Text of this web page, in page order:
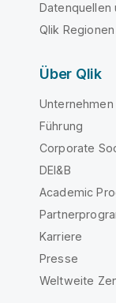
Datenquellen
Qlik Regionen
Über Qlik
Unternehmen
Führung
Corporate
DEI&B
Academic
Karriere
Presse
Weltweite